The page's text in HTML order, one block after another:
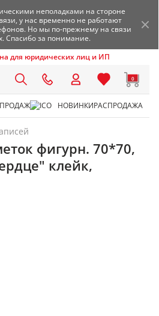
неполадками на стороне
у нас временно не работают
Но мы по-прежнему на связи
Спасибо за понимание.
для юридических лиц и ИП
0
НОВИНКИРАСПРОДАЖА
фигурн. 70*70,
клейк,